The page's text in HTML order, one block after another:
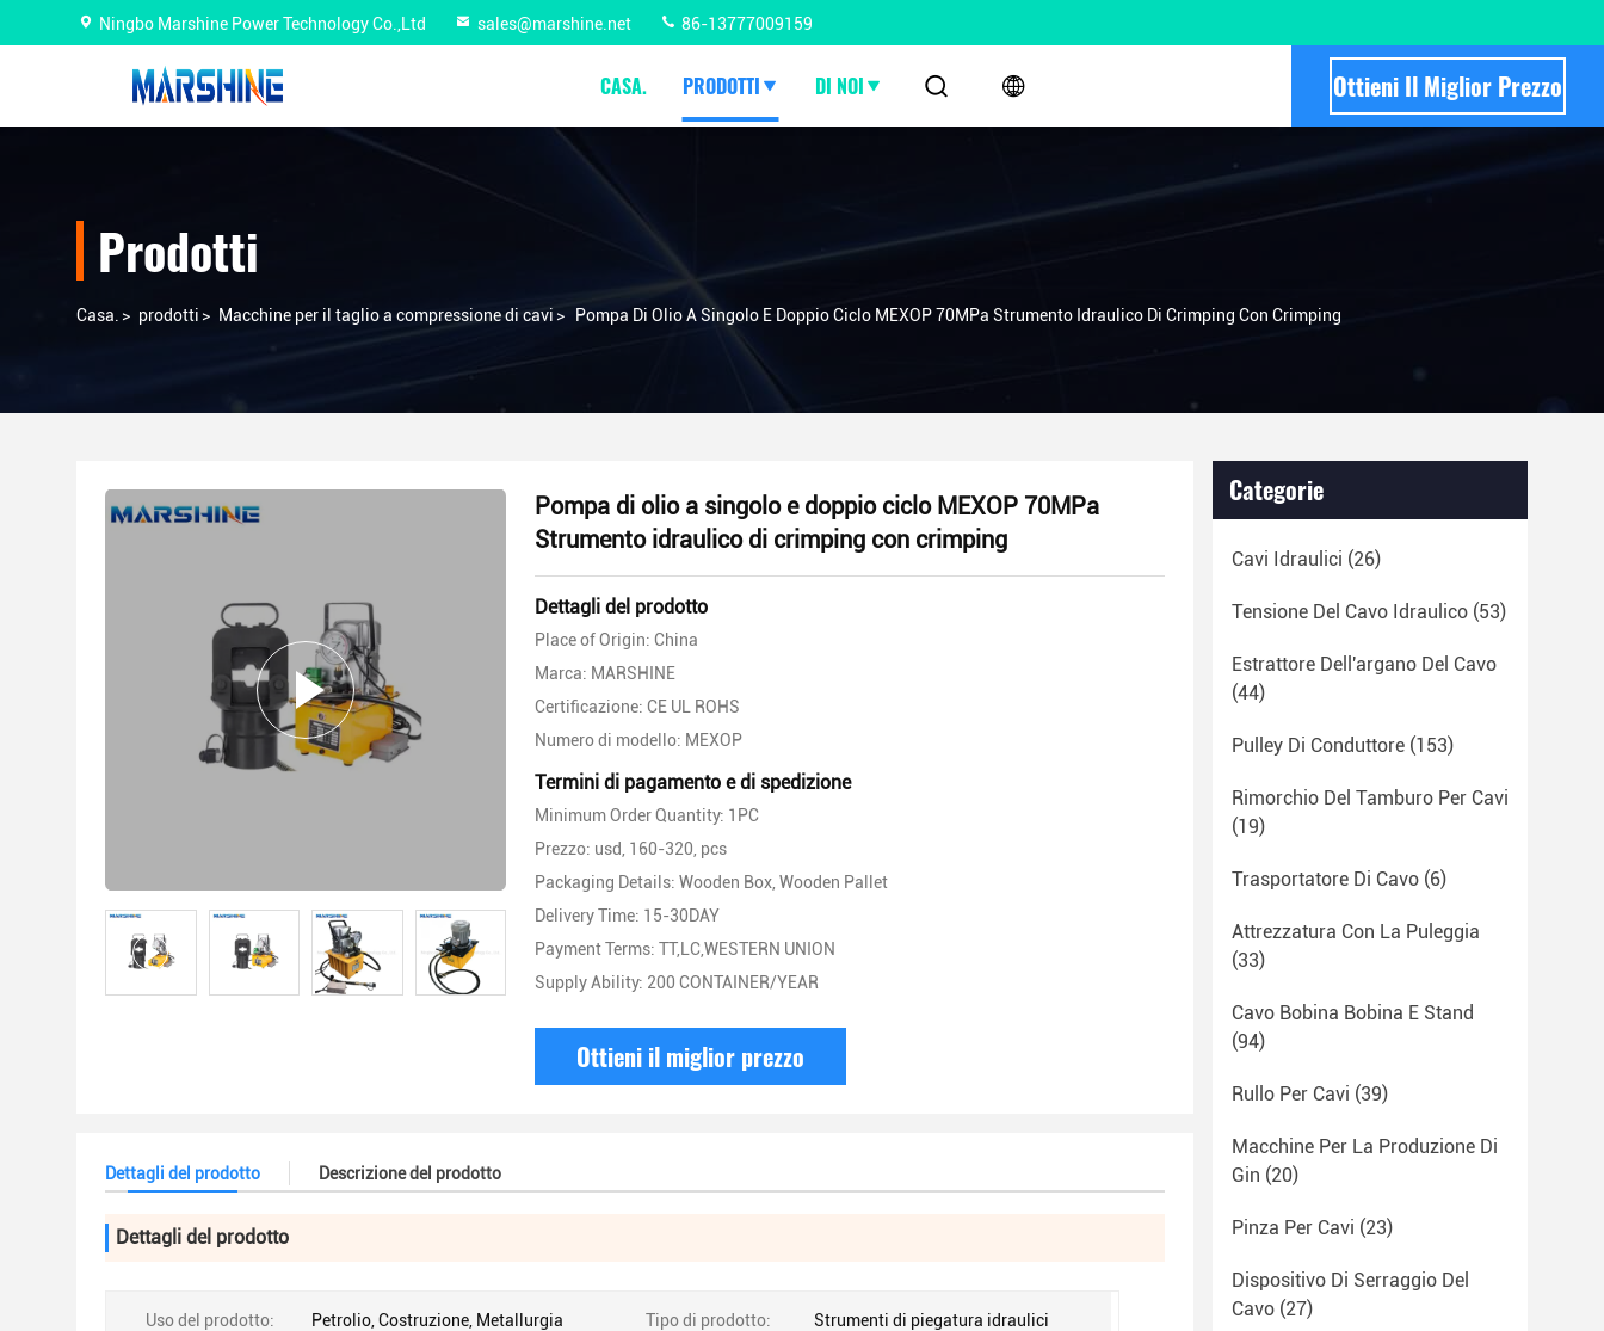
Ningbo Marshine Power Technology Co.,Ltd sales@marshine.net 86-13777009159
CASA. PRODOTTI DI NOI Ottieni Il Miglior Prezzo
Prodotti
Casa. > prodotti > Macchine per il taglio a compressione di cavi > Pompa Di Olio A Singolo E Doppio Ciclo MEXOP 70MPa Strumento Idraulico Di Crimping Con Crimping
Pompa di olio a singolo e doppio ciclo MEXOP 70MPa
Strumento idraulico di crimping con crimping
Dettagli del prodotto
Place of Origin: China
Marca: MARSHINE
Certificazione: CE UL ROHS
Numero di modello: MEXOP
Termini di pagamento e di spedizione
Minimum Order Quantity: 1PC
Prezzo: usd, 160-320, pcs
Packaging Details: Wooden Box, Wooden Pallet
Delivery Time: 15-30DAY
Payment Terms: TT,LC,WESTERN UNION
Supply Ability: 200 CONTAINER/YEAR
Ottieni il miglior prezzo
Dettagli del prodotto Descrizione del prodotto
Dettagli del prodotto
Uso del prodotto: Petrolio, Costruzione, Metallurgia Tipo di prodotto: Strumenti di piegatura idraulici
Categorie
Cavi Idraulici (26)
Tensione Del Cavo Idraulico (53)
Estrattore Dell'argano Del Cavo
(44)
Pulley Di Conduttore (153)
Rimorchio Del Tamburo Per Cavi
(19)
Trasportatore Di Cavo (6)
Attrezzatura Con La Puleggia
(33)
Cavo Bobina Bobina E Stand
(94)
Rullo Per Cavi (39)
Macchine Per La Produzione Di
Gin (20)
Pinza Per Cavi (23)
Dispositivo Di Serraggio Del
Cavo (27)